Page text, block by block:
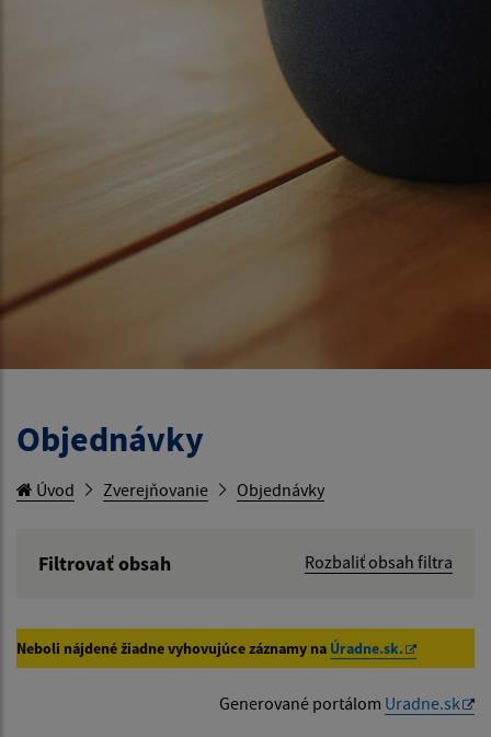
Objednávky
Úvod Zverejňovanie Objednávky
Filtrovať obsah
Rozbaliť obsah filtra
Hľadať v:
Neboli nájdené žiadne vyhovujúce záznamy na Úradne.sk.
Generované portálom Uradne.sk